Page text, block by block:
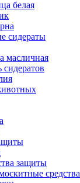
белая
сидераты
масличная
сидератов
защиты
средства